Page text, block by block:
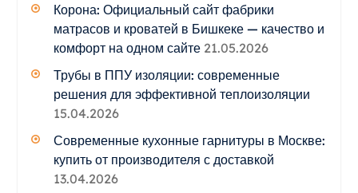
Корона: Официальный сайт фабрики
матрасов и кроватей в Бишкеке — качество и
комфорт на одном сайте 21.05.2026
Трубы в ППУ изоляции: современные
решения для эффективной теплоизоляции
15.04.2026
Современные кухонные гарнитуры в Москве:
купить от производителя с доставкой
13.04.2026